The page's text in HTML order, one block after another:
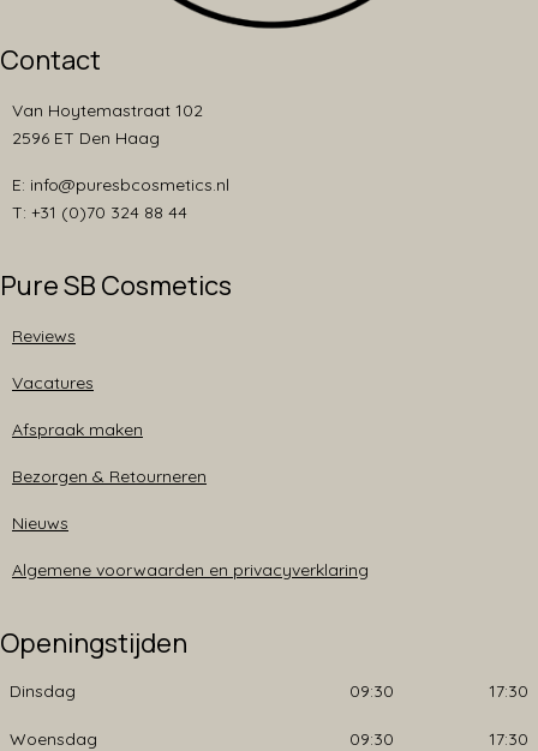
Contact
Van Hoytemastraat 102
2596 ET Den Haag
E: info@puresbcosmetics.nl
T: +31 (0)70 324 88 44
Pure SB Cosmetics
Reviews
Vacatures
Afspraak maken
Bezorgen & Retourneren
Nieuws
Algemene voorwaarden en privacyverklaring
Openingstijden
Dinsdag 09:30 17:30
Woensdag 09:30 17:30